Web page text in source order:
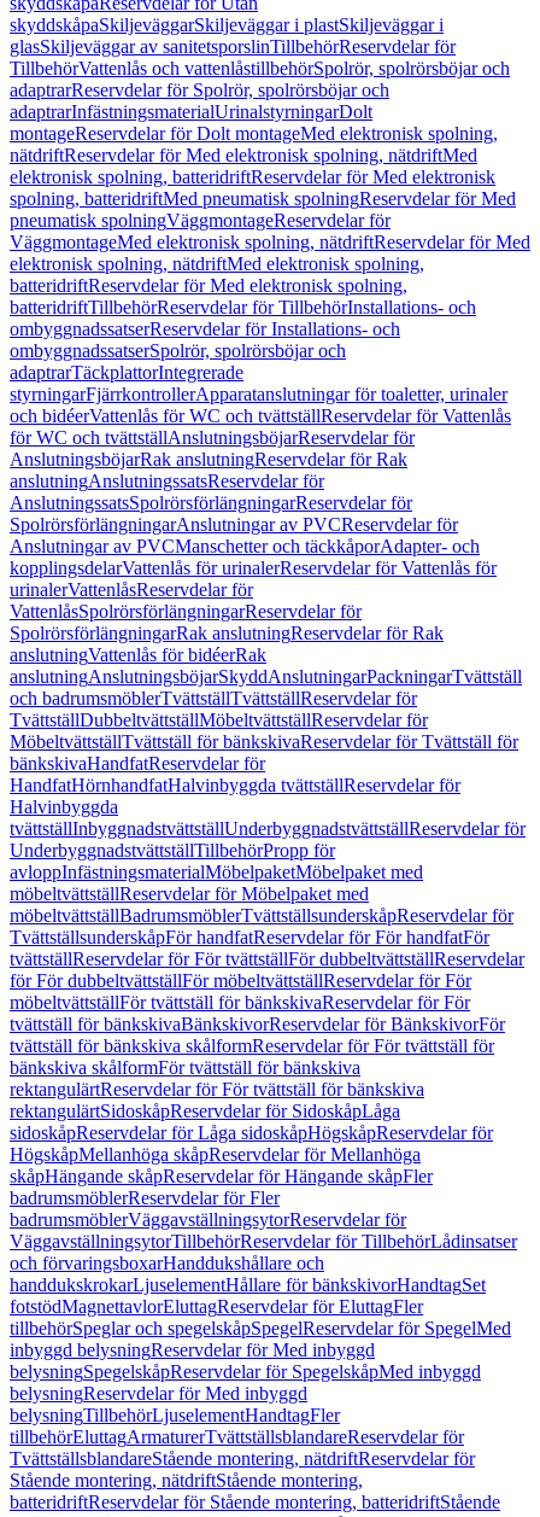
skyddskåpaSkiljeväggarSkiljeväggar i plastSkiljeväggar i
glasSkiljeväggar av sanitetsporslinTillbehörReservdelar för
TillbehörVattenlås och vattenlåstillbehörSpolrör, spolrörsböjar och
adaptrarReservdelar för Spolrör, spolrörsböjar och
adaptrarInfästningsmaterialUrinalstyrningarDolt
montageReservdelar för Dolt montageMed elektronisk spolning,
nätdriftReservdelar för Med elektronisk spolning, nätdriftMed
elektronisk spolning, batteridriftReservdelar för Med elektronisk
spolning, batteridriftMed pneumatisk spolningReservdelar för Med
pneumatisk spolningVäggmontageReservdelar för
VäggmontageMed elektronisk spolning, nätdriftReservdelar för Med
elektronisk spolning, nätdriftMed elektronisk spolning,
batteridriftReservdelar för Med elektronisk spolning,
batteridriftTillbehörReservdelar för TillbehörInstallations- och
ombyggnadssatserReservdelar för Installations- och
ombyggnadssatserSpolrör, spolrörsböjar och
adaptrarTäckplattorIntegrerade
styrningarFjärrkontrollerApparatanslutningar för toaletter, urinaler
och bidéerVattenlås för WC och tvättställReservdelar för Vattenlås
för WC och tvättställAnslutningsböjarReservdelar för
AnslutningsböjarRak anslutningReservdelar för Rak
anslutningAnslutningssatsReservdelar för
AnslutningssatsSpolrörsförlängningarReservdelar för
SpolrörsförlängningarAnslutningar av PVCReservdelar för
Anslutningar av PVCManschetter och täckkåporAdapter- och
kopplingsdelarVattenlås för urinalerReservdelar för Vattenlås för
urinalerVattenlåsReservdelar för
VattenlåsSpolrörsförlängningarReservdelar för
SpolrörsförlängningarRak anslutningReservdelar för Rak
anslutningVattenlås för bidéerRak
anslutningAnslutningsböjarSkyddAnslutningarPackningarTvättställ
och badrumsmöblerTvättställTvättställReservdelar för
TvättställDubbeltvättställMöbeltvättställReservdelar för
MöbeltvättställTvättställ för bänkskivaReservdelar för Tvättställ för
bänkskivaHandfatReservdelar för
HandfatHörnhandfatHalvinbyggda tvättställReservdelar för
Halvinbyggda
tvättställInbyggnadstvättställUnderbyggnadstvättställReservdelar för
UnderbyggnadstvättställTillbehörPropp för
avloppInfästningsmaterialMöbelpaketMöbelpaket med
möbeltvättställReservdelar för Möbelpaket med
möbeltvättställBadrumsmöblerTvättställsunderskåpReservdelar för
TvättställsunderskåpFör handfatReservdelar för För handfatFör
tvättställReservdelar för För tvättställFör dubbeltvättställReservdelar
för För dubbeltvättställFör möbeltvättställReservdelar för För
möbeltvättställFör tvättställ för bänkskivaReservdelar för För
tvättställ för bänkskivaBänkskivorReservdelar för BänkskivorFör
tvättställ för bänkskiva skålformReservdelar för För tvättställ för
bänkskiva skålformFör tvättställ för bänkskiva
rektangulärtReservdelar för För tvättställ för bänkskiva
rektangulärtSidoskåpReservdelar för SidoskåpLåga
sidoskåpReservdelar för Låga sidoskåpHögskåpReservdelar för
HögskåpMellanhöga skåpReservdelar för Mellanhöga
skåpHängande skåpReservdelar för Hängande skåpFler
badrumsmöblerReservdelar för Fler
badrumsmöblerVäggavställningsytorReservdelar för
VäggavställningsytorTillbehörReservdelar för TillbehörLådinsatser
och förvaringsboxarHanddukshållare och
handdukskrokarLjuselementHållare för bänkskivorHandtagSet
fotstödMagnettavlorEluttagReservdelar för EluttagFler
tillbehörSpeglar och spegelskåpSpegelReservdelar för SpegelMed
inbyggd belysningReservdelar för Med inbyggd
belysningSpegelskåpReservdelar för SpegelskåpMed inbyggd
belysningReservdelar för Med inbyggd
belysningTillbehörLjuselementHandtagFler
tillbehörEluttagArmaturerTvättställsblandareReservdelar för
TvättställsblandareStående montering, nätdriftReservdelar för
Stående montering, nätdriftStående montering,
batteridriftReservdelar för Stående montering, batteridriftStående